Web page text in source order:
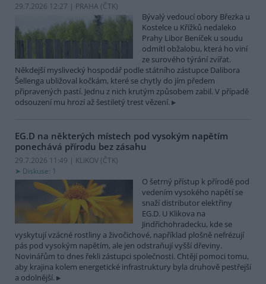
29.7.2026 12:27 | PRAHA (ČTK)
Bývalý vedoucí obory Březka u
Kostelce u Křížků nedaleko
Prahy Libor Beníček u soudu
odmítl obžalobu, která ho viní
ze surového týrání zvířat.
Někdejší myslivecký hospodář podle státního zástupce Dalibora
Šellenga ubližoval kočkám, které se chytly do jím předem
připravených pastí. Jednu z nich krutým způsobem zabil. V případě
odsouzení mu hrozí až šestiletý trest vězení.
EG.D na některých místech pod vysokým napětím
ponechává přírodu bez zásahu
29.7.2026 11:49 | KLIKOV (ČTK)
Diskuse: 1
O šetrný přístup k přírodě pod
vedením vysokého napětí se
snaží distributor elektřiny
EG.D. U Klikova na
Jindřichohradecku, kde se
vyskytují vzácné rostliny a živočichové, například plošně nefrézují
pás pod vysokým napětím, ale jen odstraňují vyšší dřeviny.
Novinářům to dnes řekli zástupci společnosti. Chtějí pomoci tomu,
aby krajina kolem energetické infrastruktury byla druhově pestřejší
a odolnější.